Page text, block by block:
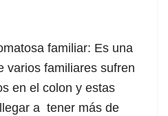
familiar: Es una
varios familiares sufren
en el colon y estas
a tener más de